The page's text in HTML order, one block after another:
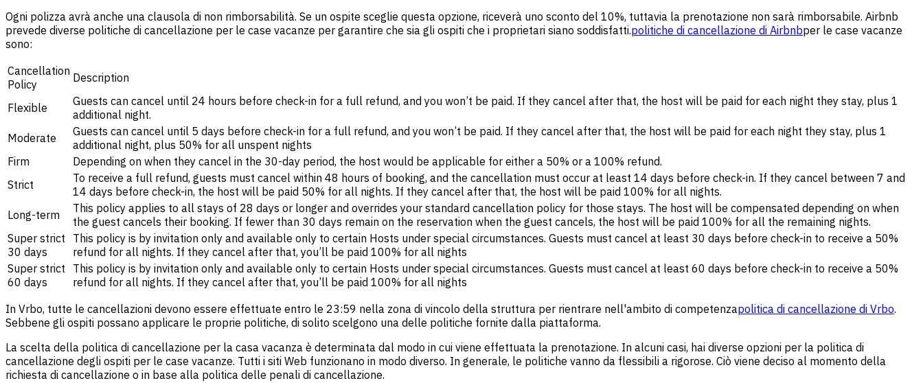
Ogni polizza avrà anche una clausola di non rimborsabilità. Se un ospite sceglie questa opzione, riceverà uno sconto del 10%, tuttavia la prenotazione non sarà rimborsabile. Airbnb
prevede diverse politiche di cancellazione per le case vacanze per garantire che sia gli ospiti che i proprietari siano soddisfatti.politiche di cancellazione di Airbnbper le case vacanze
sono:
Cancellation
Policy
Description
Flexible
Guests can cancel until 24 hours before check-in for a full refund, and you won’t be paid. If they cancel after that, the host will be paid for each night they stay, plus 1
additional night.
Moderate
Guests can cancel until 5 days before check-in for a full refund, and you won’t be paid. If they cancel after that, the host will be paid for each night they stay, plus 1
additional night, plus 50% for all unspent nights
Firm
Depending on when they cancel in the 30-day period, the host would be applicable for either a 50% or a 100% refund.
Strict
To receive a full refund, guests must cancel within 48 hours of booking, and the cancellation must occur at least 14 days before check-in. If they cancel between 7 and
14 days before check-in, the host will be paid 50% for all nights. If they cancel after that, the host will be paid 100% for all nights.
Long-term
This policy applies to all stays of 28 days or longer and overrides your standard cancellation policy for those stays. The host will be compensated depending on when
the guest cancels their booking. If fewer than 30 days remain on the reservation when the guest cancels, the host will be paid 100% for all the remaining nights.
Super strict
30 days
This policy is by invitation only and available only to certain Hosts under special circumstances. Guests must cancel at least 30 days before check-in to receive a 50%
refund for all nights. If they cancel after that, you’ll be paid 100% for all nights
Super strict
60 days
This policy is by invitation only and available only to certain Hosts under special circumstances. Guests must cancel at least 60 days before check-in to receive a 50%
refund for all nights. If they cancel after that, you’ll be paid 100% for all nights
In Vrbo, tutte le cancellazioni devono essere effettuate entro le 23:59 nella zona di vincolo della struttura per rientrare nell'ambito di competenzapolitica di cancellazione di Vrbo.
Sebbene gli ospiti possano applicare le proprie politiche, di solito scelgono una delle politiche fornite dalla piattaforma.
La scelta della politica di cancellazione per la casa vacanza è determinata dal modo in cui viene effettuata la prenotazione. In alcuni casi, hai diverse opzioni per la politica di
cancellazione degli ospiti per le case vacanze. Tutti i siti Web funzionano in modo diverso. In generale, le politiche vanno da flessibili a rigorose. Ciò viene deciso al momento della
richiesta di cancellazione o in base alla politica delle penali di cancellazione.